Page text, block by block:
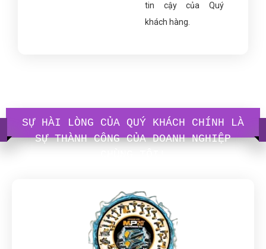
tin cậy của Quý
khách hàng.
SỰ HÀI LÒNG CỦA QUÝ KHÁCH CHÍNH LÀ
SỰ THÀNH CÔNG CỦA DOANH NGHIỆP